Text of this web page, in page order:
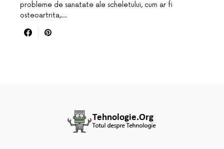
probleme de sanatate ale scheletului, cum ar fi
osteoartrita,…